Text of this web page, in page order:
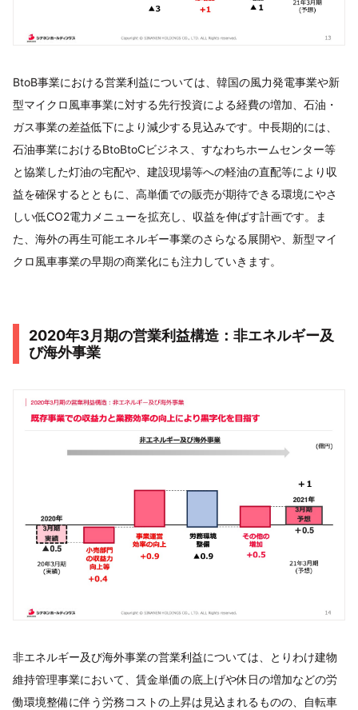
BtoB事業における営業利益については、韓国の風力発電事業や新
型マイクロ風車事業に対する先行投資による経費の増加、石油・
ガス事業の差益低下により減少する見込みです。中長期的には、
石油事業におけるBtoBtoCビジネス、すなわちホームセンター等
と協業した灯油の宅配や、建設現場等への軽油の直配等により収
益を確保するとともに、高単価での販売が期待できる環境にやさ
しい低CO2電力メニューを拡充し、収益を伸ばす計画です。ま
た、海外の再生可能エネルギー事業のさらなる展開や、新型マイ
クロ風車事業の早期の商業化にも注力していきます。
2020年3月期の営業利益構造：非エネルギー及
び海外事業
非エネルギー及び海外事業の営業利益については、とりわけ建物
維持管理事業において、賃金単価の底上げや休日の増加などの労
働環境整備に伴う労務コストの上昇は見込まれるものの、自転車